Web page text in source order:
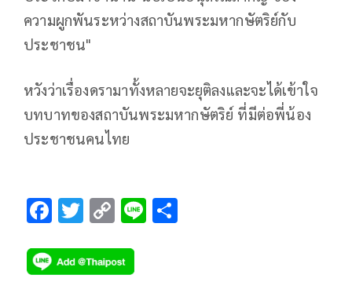
ความผูกพันระหว่างสถาบันพระมหากษัตริย์กับ
ประชาชน"
หวังว่าเรื่องดรามาทั้งหลายจะยุติลงและจะได้เข้าใจ
บทบาทของสถาบันพระมหากษัตริย์ ที่มีต่อพี่น้อง
ประชาชนคนไทย
F
e
T
tt
C
p
Li